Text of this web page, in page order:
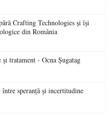
Crafting Technologies și își
din România
și tratament - Ocna Șugatag
speranță și incertitudine